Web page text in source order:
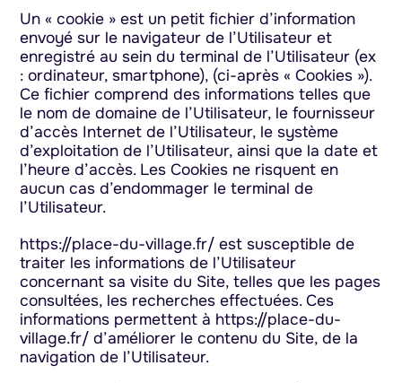
Un « cookie » est un petit fichier d’information
envoyé sur le navigateur de l’Utilisateur et
enregistré au sein du terminal de l’Utilisateur (ex
: ordinateur, smartphone), (ci-après « Cookies »).
Ce fichier comprend des informations telles que
le nom de domaine de l’Utilisateur, le fournisseur
d’accès Internet de l’Utilisateur, le système
d’exploitation de l’Utilisateur, ainsi que la date et
l’heure d’accès. Les Cookies ne risquent en
aucun cas d’endommager le terminal de
l’Utilisateur.
https://place-du-village.fr/ est susceptible de
traiter les informations de l’Utilisateur
concernant sa visite du Site, telles que les pages
consultées, les recherches effectuées. Ces
informations permettent à https://place-du-
village.fr/ d’améliorer le contenu du Site, de la
navigation de l’Utilisateur.